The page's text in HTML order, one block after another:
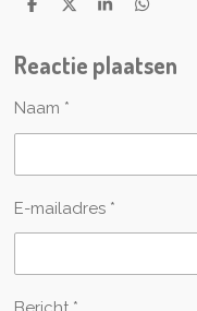
D
e
n
D
l
S
r
e
D
e
n
Reactie plaatsen
Naam *
E-mailadres *